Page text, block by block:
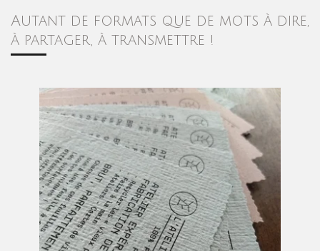
Autant de formats que de mots à dire,
à partager, à transmettre !